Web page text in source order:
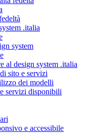
.italia
system
al design system .italia
sito e servizi
dei modelli
servizi disponibili
e accessibile